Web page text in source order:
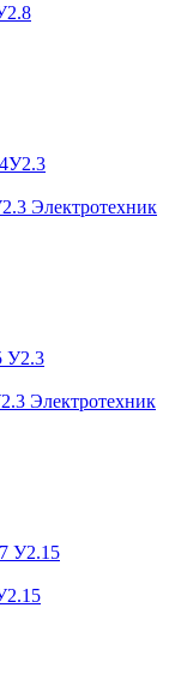
Электротехник
Электротехник